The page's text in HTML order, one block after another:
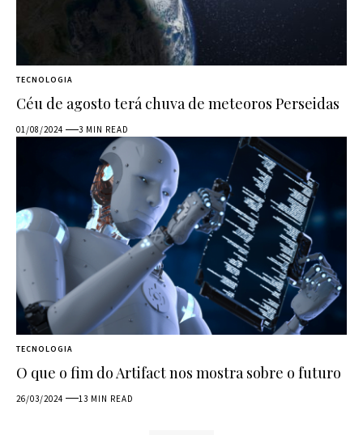
TECNOLOGIA
Céu de agosto terá chuva de meteoros Perseidas
01/08/2024 3 MIN READ
TECNOLOGIA
O que o fim do Artifact nos mostra sobre o futuro
26/03/2024 13 MIN READ